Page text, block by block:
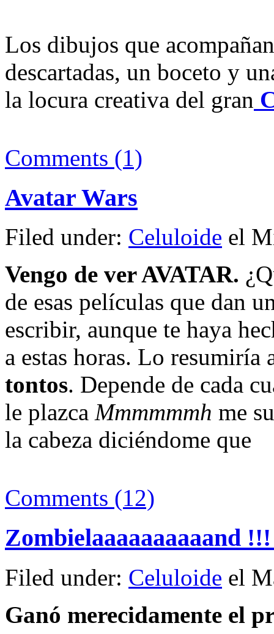
Los dibujos que
descartadas, un boceto y
la locura creativa del gran
Comments (1)
Avatar Wars
Filed under: Celuloide el
Vengo de ver AVATAR.
de esas películas que dan
escribir, aunque te haya
a estas horas. Lo resumiría
tontos. Depende de cada
le plazca Mmmmmmh me
la cabeza diciéndome que
Comments (12)
Zombielaaaaaaaaaand
Filed under: Celuloide el
Ganó merecidamente el